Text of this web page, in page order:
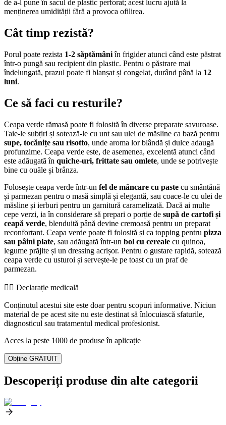
de a-l pune în sacul de plastic perforat; acest lucru ajută la
menținerea umidității fără a provoca ofilirea.
Cât timp rezistă?
Porul poate rezista 1-2 săptămâniîn frigider atunci când este păstrat
într-o pungă sau recipient din plastic. Pentru o păstrare mai
îndelungată, prazul poate fi blanșat și congelat, durând până la 12
luni.
Ce să faci cu resturile?
Ceapa verde rămasă poate fi folosită în diverse preparate savuroase.
Taie-le subțiri și sotează-le cu unt sau ulei de măsline ca bază pentru
supe, tocănițe sau risotto, unde aroma lor blândă și dulce adaugă
profunzime. Ceapa verde este, de asemenea, excelentă atunci când
este adăugată în quiche-uri, frittate sau omlete, unde se potrivește
bine cu ouăle și brânza.
Folosește ceapa verde într-un fel de mâncare cu paste cu smântână
și parmezan pentru o masă simplă și elegantă, sau coace-le cu ulei de
măsline și ierburi pentru un garnitură caramelizată. Dacă ai multe
cepe verzi, ia în considerare să prepari o porție de supă de cartofi și
ceapă verde, blenduită până devine cremoasă pentru un preparat
reconfortant. Ceapa verde poate fi folosită și ca topping pentru pizza
sau pâini plate, sau adăugată într-un bol cu cereale cu quinoa,
legume prăjite și un dressing acrișor. Pentru o gustare rapidă, sotează
ceapa verde cu usturoi și servește-le pe toast cu un praf de
parmezan.
👨‍⚕️️ Declarație medicală
Conținutul acestui site este doar pentru scopuri informative. Niciun
material de pe acest site nu este destinat să înlocuiască sfaturile,
diagnosticul sau tratamentul medical profesionist.
Acces la peste 1000 de produse în aplicație
Obține GRATUIT
Descoperiți produse din alte categorii